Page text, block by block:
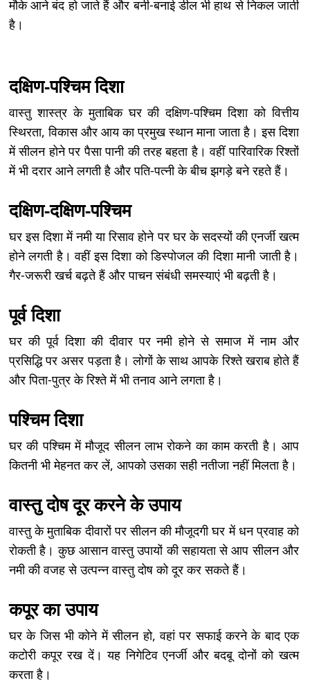
मौके आने बंद हो जाते हैं और बनी-बनाई डील भी हाथ से निकल जाती
है।
दक्षिण-पश्चिम दिशा
वास्तु शास्त्र के मुताबिक घर की दक्षिण-पश्चिम दिशा को वित्तीय
स्थिरता, विकास और आय का प्रमुख स्थान माना जाता है। इस दिशा
में सीलन होने पर पैसा पानी की तरह बहता है। वहीं पारिवारिक रिश्तों
में भी दरार आने लगती है और पति-पत्नी के बीच झगड़े बने रहते हैं।
दक्षिण-दक्षिण-पश्चिम
घर इस दिशा में नमी या रिसाव होने पर घर के सदस्यों की एनर्जी खत्म
होने लगती है। वहीं इस दिशा को डिस्पोजल की दिशा मानी जाती है।
गैर-जरूरी खर्च बढ़ते हैं और पाचन संबंधी समस्याएं भी बढ़ती है।
पूर्व दिशा
घर की पूर्व दिशा की दीवार पर नमी होने से समाज में नाम और
प्रसिद्धि पर असर पड़ता है। लोगों के साथ आपके रिश्ते खराब होते हैं
और पिता-पुत्र के रिश्ते में भी तनाव आने लगता है।
पश्चिम दिशा
घर की पश्चिम में मौजूद सीलन लाभ रोकने का काम करती है। आप
कितनी भी मेहनत कर लें, आपको उसका सही नतीजा नहीं मिलता है।
वास्तु दोष दूर करने के उपाय
वास्तु के मुताबिक दीवारों पर सीलन की मौजूदगी घर में धन प्रवाह को
रोकती है। कुछ आसान वास्तु उपायों की सहायता से आप सीलन और
नमी की वजह से उत्पन्न वास्तु दोष को दूर कर सकते हैं।
कपूर का उपाय
घर के जिस भी कोने में सीलन हो, वहां पर सफाई करने के बाद एक
कटोरी कपूर रख दें। यह निगेटिव एनर्जी और बदबू दोनों को खत्म
करता है।